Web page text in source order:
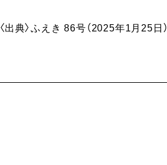
〈出典〉ふえき 86号（2025年1月25日）